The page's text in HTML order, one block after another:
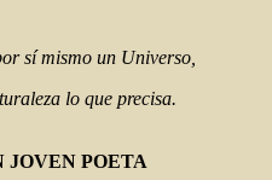
sí mismo un Universo,
lo que precisa.
JOVEN POETA